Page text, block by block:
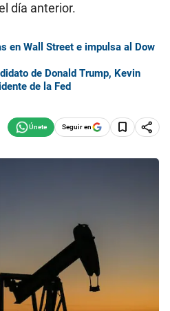
día anterior.
en Wall Street e impulsa al Dow
de Donald Trump, Kevin
de la Fed
Seguir en